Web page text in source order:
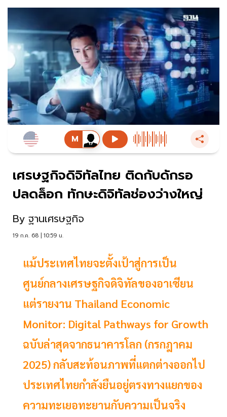
เศรษฐกิจดิจิทัลไทย ติดกับดักรอ
ปลดล็อก ทักษะดิจิทัลช่องว่างใหญ่
By ฐานเศรษฐกิจ
19 ก.ค. 68 | 10:59 น.
แม้ประเทศไทยจะตั้งเป้าสู่การเป็น
ศูนย์กลางเศรษฐกิจดิจิทัลของอาเซียน
แต่รายงาน Thailand Economic
Monitor: Digital Pathways for Growth
ฉบับล่าสุดจากธนาคารโลก (กรกฎาคม
2025) กลับสะท้อนภาพที่แตกต่างออกไป
ประเทศไทยกำลังยืนอยู่ตรงทางแยกของ
ความทะเยอทะยานกับความเป็นจริง